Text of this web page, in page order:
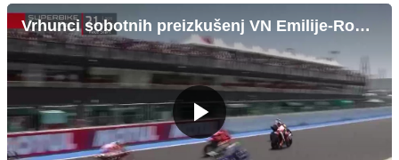
Vrhunci sobotnih preizkušenj VN Emilije-Romanje